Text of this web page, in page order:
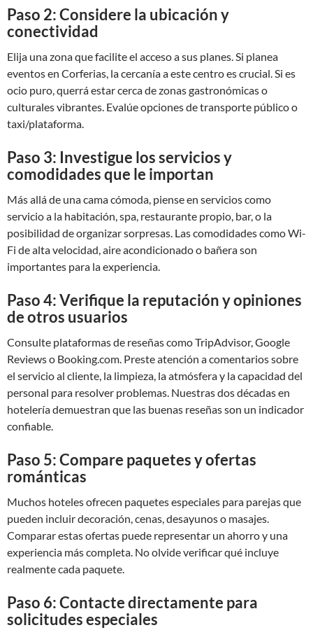
Paso 2: Considere la ubicación y
conectividad
Elija una zona que facilite el acceso a sus planes. Si planea
eventos en Corferias, la cercanía a este centro es crucial. Si es
ocio puro, querrá estar cerca de zonas gastronómicas o
culturales vibrantes. Evalúe opciones de transporte público o
taxi/plataforma.
Paso 3: Investigue los servicios y
comodidades que le importan
Más allá de una cama cómoda, piense en servicios como
servicio a la habitación, spa, restaurante propio, bar, o la
posibilidad de organizar sorpresas. Las comodidades como Wi-
Fi de alta velocidad, aire acondicionado o bañera son
importantes para la experiencia.
Paso 4: Verifique la reputación y opiniones
de otros usuarios
Consulte plataformas de reseñas como TripAdvisor, Google
Reviews o Booking.com. Preste atención a comentarios sobre
el servicio al cliente, la limpieza, la atmósfera y la capacidad del
personal para resolver problemas. Nuestras dos décadas en
hotelería demuestran que las buenas reseñas son un indicador
confiable.
Paso 5: Compare paquetes y ofertas
románticas
Muchos hoteles ofrecen paquetes especiales para parejas que
pueden incluir decoración, cenas, desayunos o masajes.
Comparar estas ofertas puede representar un ahorro y una
experiencia más completa. No olvide verificar qué incluye
realmente cada paquete.
Paso 6: Contacte directamente para
solicitudes especiales